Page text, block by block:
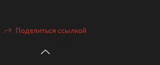
Поделиться ссылкой